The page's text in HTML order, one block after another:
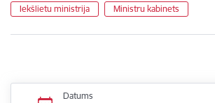
Iekšlietu ministrija Ministru kabinets
Datums